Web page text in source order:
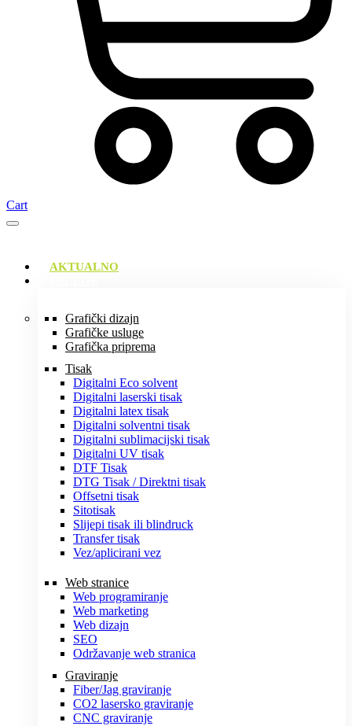
Cart
AKTUALNO
Grafički dizajn
Grafičke usluge
Grafička priprema
Tisak
Digitalni Eco solvent
Digitalni laserski tisak
Digitalni latex tisak
Digitalni solventni tisak
Digitalni sublimacijski tisak
Digitalni UV tisak
DTF Tisak
DTG Tisak / Direktni tisak
Offsetni tisak
Sitotisak
Slijepi tisak ili blindruck
Transfer tisak
Vez/aplicirani vez
Web stranice
Web programiranje
Web marketing
Web dizajn
SEO
Održavanje web stranica
Graviranje
Fiber/Jag graviranje
CO2 lasersko graviranje
CNC graviranje